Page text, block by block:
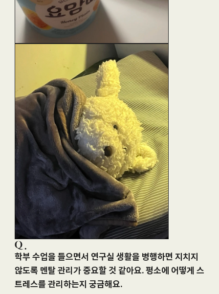
학부 수업을 들으면서 연구실 생활을 병행하면 지치지
않도록 멘탈 관리가 중요할 것 같아요. 평소에 어떻게 스
트레스를 관리하는지 궁금해요.